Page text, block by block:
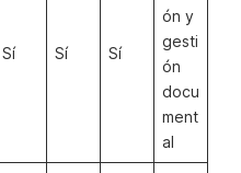
Sí Sí Sí
ón y
gesti
ón
docu
ment
al